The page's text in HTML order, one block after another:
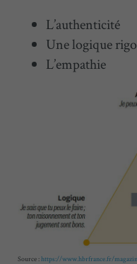
L’authenticité
Une logique
L’empathie
Source :https://www.hbrfrance.fr/